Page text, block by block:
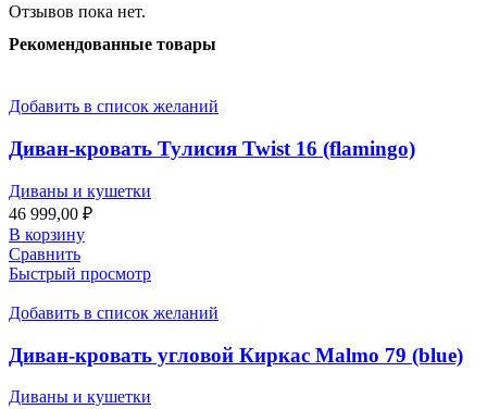
Отзывов пока нет.
Рекомендованные товары
Добавить в список желаний
Диван-кровать Тулисия Twist 16 (flamingo)
Диваны и кушетки
46 999,00 ₽
В корзину
Сравнить
Быстрый просмотр
Добавить в список желаний
Диван-кровать угловой Киркас Malmo 79 (blue)
Диваны и кушетки